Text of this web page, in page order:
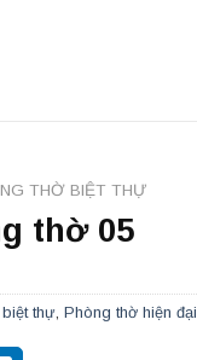
THỜ BIỆT THỰ
thờ 05
thự Phòng thờ hiện đại